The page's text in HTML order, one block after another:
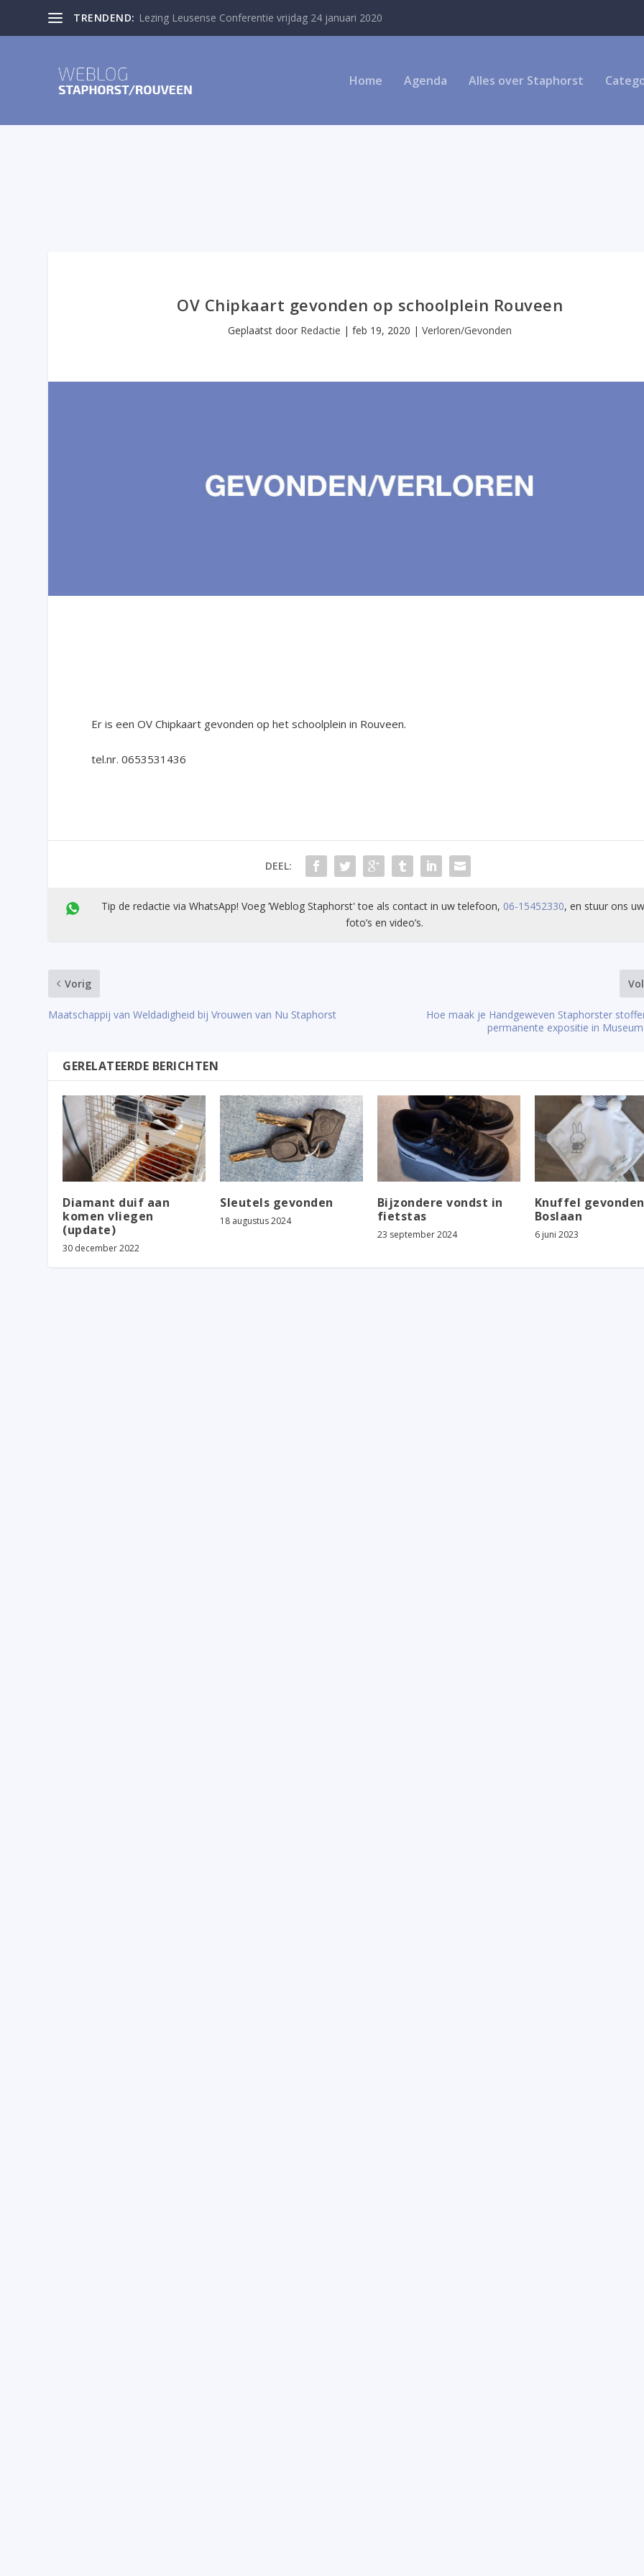
TRENDEND: Lezing Leusense Conferentie vrijdag 24 januari 2020
Home Agenda Alles over Staphorst
OV Chipkaart gevonden op schoolplein Rouveen
Geplaatst door Redactie |feb 19, 2020 |Verloren/Gevonden
Er is een OV Chipkaart gevonden op het schoolplein in Rouveen.
tel.nr. 0653531436
DEEL:
Tip de redactie via WhatsApp! Voeg ’Weblog Staphorst' toe als contact in uw telefoon, 06-15452330, en stuur ons
foto’s en video’s.
Vorig
Maatschappij van Weldadigheid bij Vrouwen van Nu Staphorst
Hoe maak je Handgeweven Staphorster
permanente expositie in
GERELATEERDE BERICHTEN
Diamant duif aan
komen vliegen
(update)
30 december 2022
Sleutels gevonden
18 augustus 2024
Bijzondere vondst in
fietstas
23 september 2024
Knuffel
Boslaan
6 juni 2023